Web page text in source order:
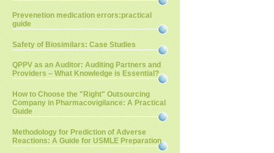
Prevenetion medication errors:practical
guide
Safety of Biosimilars: Case Studies
QPPV as an Auditor: Auditing Partners and
Providers – What Knowledge is Essential?
How to Choose the "Right" Outsourcing
Company in Pharmacovigilance: A Practical
Guide
Methodology for Prediction of Adverse
Reactions: A Guide for USMLE Preparation